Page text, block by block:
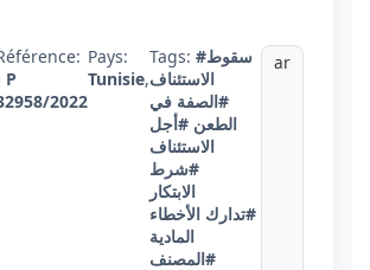
P
2022
Pays:
Tunisie,
Tags: #سقوط
الاستئناف
#الصفة في
الطعن #أجل
الاستئناف
#شرط
الابتكار
#تدارك الأخطاء
المادية
#المصنف
ar